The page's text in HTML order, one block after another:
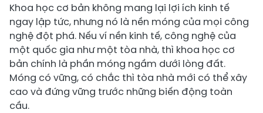
Khoa học cơ bản không mang lại lợi ích kinh tế
ngay lập tức, nhưng nó là nền móng của mọi công
nghệ đột phá. Nếu ví nền kinh tế, công nghệ của
một quốc gia như một tòa nhà, thì khoa học cơ
bản chính là phần móng ngầm dưới lòng đất.
Móng có vững, có chắc thì tòa nhà mới có thể xây
cao và đứng vững trước những biến động toàn
cầu.